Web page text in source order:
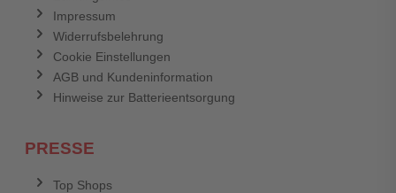
Impressum
Widerrufsbelehrung
Cookie Einstellungen
AGB und Kundeninformation
Hinweise zur Batterieentsorgung
PRESSE
Top Shops